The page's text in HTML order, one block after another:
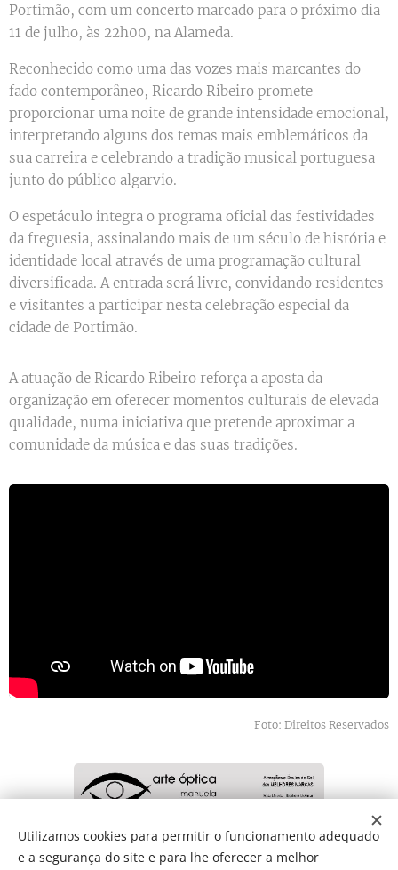
Portimão, com um concerto marcado para o próximo dia
11 de julho, às 22h00, na Alameda.
Reconhecido como uma das vozes mais marcantes do
fado contemporâneo, Ricardo Ribeiro promete
proporcionar uma noite de grande intensidade emocional,
interpretando alguns dos temas mais emblemáticos da
sua carreira e celebrando a tradição musical portuguesa
junto do público algarvio.
O espetáculo integra o programa oficial das festividades
da freguesia, assinalando mais de um século de história e
identidade local através de uma programação cultural
diversificada. A entrada será livre, convidando residentes
e visitantes a participar nesta celebração especial da
cidade de Portimão.
A atuação de Ricardo Ribeiro reforça a aposta da
organização em oferecer momentos culturais de elevada
qualidade, numa iniciativa que pretende aproximar a
comunidade da música e das suas tradições.
Foto: Direitos Reservados
Share
Utilizamos cookies para permitir o funcionamento adequado
e a segurança do site e para lhe oferecer a melhor